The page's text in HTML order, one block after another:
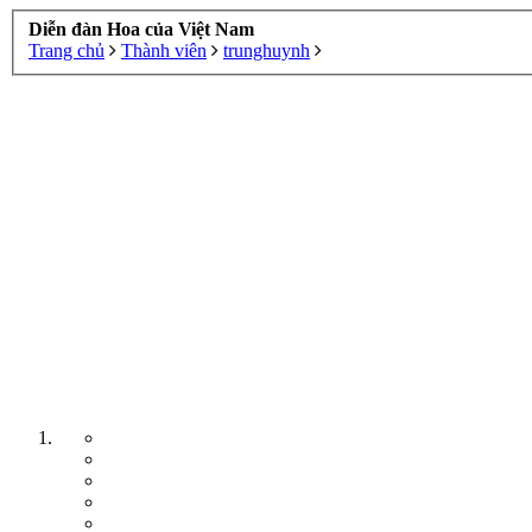
Diễn đàn Hoa của Việt Nam
Trang chủ
Thành viên trunghuynh